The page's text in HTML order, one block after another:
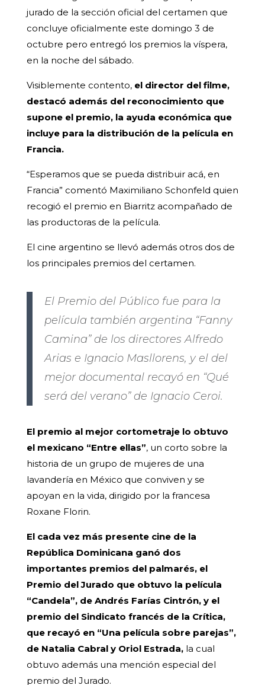
jurado de la sección oficial del certamen que
concluye oficialmente este domingo 3 de
octubre pero entregó los premios la víspera,
en la noche del sábado.
Visiblemente contento, el director del filme,
destacó además del reconocimiento que
supone el premio, la ayuda económica que
incluye para la distribución de la película en
Francia.
“Esperamos que se pueda distribuir acá, en
Francia” comentó Maximiliano Schonfeld quien
recogió el premio en Biarritz acompañado de
las productoras de la película.
El cine argentino se llevó además otros dos de
los principales premios del certamen.
El Premio del Público fue para la
película también argentina “Fanny
Camina” de los directores Alfredo
Arias e Ignacio Masllorens, y el del
mejor documental recayó en “Qué
será del verano” de Ignacio Ceroi.
El premio al mejor cortometraje lo obtuvo
el mexicano “Entre ellas”, un corto sobre la
historia de un grupo de mujeres de una
lavandería en México que conviven y se
apoyan en la vida, dirigido por la francesa
Roxane Florin.
El cada vez más presente cine de la
República Dominicana ganó dos
importantes premios del palmarés, el
Premio del Jurado que obtuvo la película
“Candela”, de Andrés Farías Cintrón, y el
premio del Sindicato francés de la Crítica,
que recayó en “Una película sobre parejas”,
de Natalia Cabral y Oriol Estrada,la cual
obtuvo además una mención especial del
premio del Jurado.